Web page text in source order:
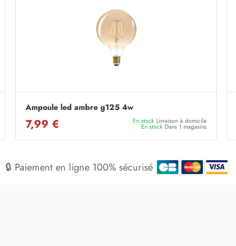
Ampoule led ambre g125 4w
7,99 € En stock Livraison à domicile
En stock Dans 1 magasins
🔒 Paiement en ligne 100% sécurisé